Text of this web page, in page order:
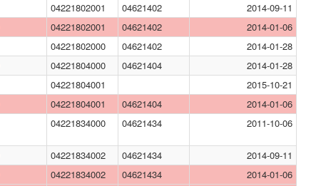
04221802001 04621402
2014-09-11
04221802001 04621402
2014-01-06
04221802000 04621402
2014-01-28
04221804000 04621404
2014-01-28
04221804001
2015-10-21
04221804001 04621404
2014-01-06
04221834000 04621434 2011-10-06
04221834002 04621434
2014-09-11
04221834002 04621434
2014-01-06